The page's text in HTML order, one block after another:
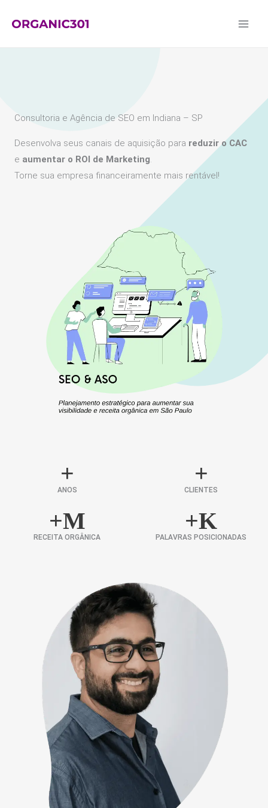
para
Consultoria e Agência de SEO em Indiana – SP
Desenvolva seus canais de aquisição para reduzir o CAC
e aumentar o ROI de Marketing.
Torne sua empresa financeiramente mais rentável!
+
ANOS
+
CLIENTES
+M
RECEITA ORGÂNICA
+K
PALAVRAS POSICIONADAS